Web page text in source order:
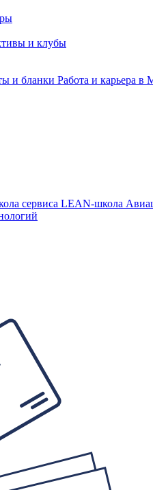
и клубы
и бланки Работа и карьера
сервиса LEAN-школа